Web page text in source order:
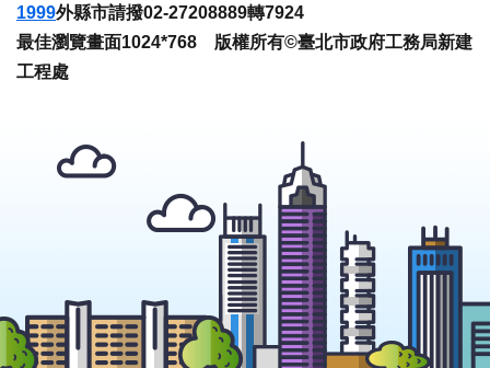
1999外縣市請撥02-27208889轉7924
最佳瀏覽畫面1024*768 版權所有©臺北市政府工務局新建
工程處